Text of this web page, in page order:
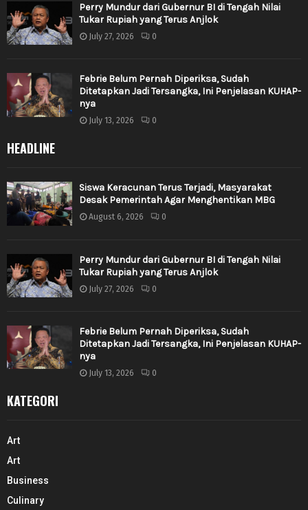
Perry Mundur dari Gubernur BI di Tengah Nilai
Tukar Rupiah yang Terus Anjlok
July 27, 2026 0
Febrie Belum Pernah Diperiksa, Sudah
Ditetapkan Jadi Tersangka, Ini Penjelasan KUHAP-
nya
July 13, 2026 0
HEADLINE
Siswa Keracunan Terus Terjadi, Masyarakat
Desak Pemerintah Agar Menghentikan MBG
August 6, 2026 0
Perry Mundur dari Gubernur BI di Tengah Nilai
Tukar Rupiah yang Terus Anjlok
July 27, 2026 0
Febrie Belum Pernah Diperiksa, Sudah
Ditetapkan Jadi Tersangka, Ini Penjelasan KUHAP-
nya
July 13, 2026 0
KATEGORI
Art
Art
Business
Culinary